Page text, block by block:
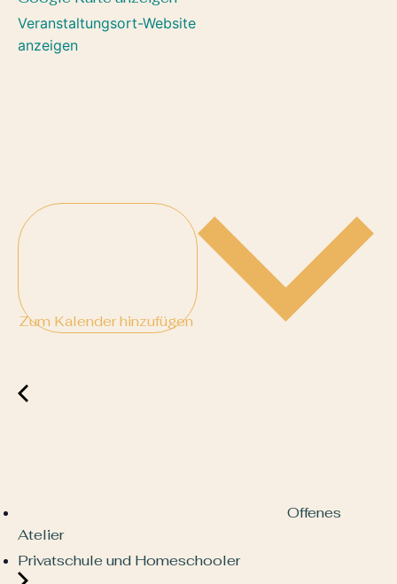
Veranstaltungsort-Website
anzeigen
Zum Kalender hinzufügen
Offenes
Atelier
Privatschule und Homeschooler